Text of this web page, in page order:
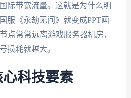
际带宽流量。这就是为什么明
服《永劫无间》就变成PPT画
点常常远离游戏服务器机房，
损耗就越大。
科技要素